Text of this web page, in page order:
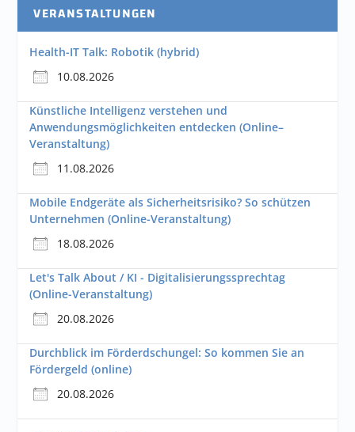
VERANSTALTUNGEN
Health-IT Talk: Robotik (hybrid)
10.08.2026
Künstliche Intelligenz verstehen und
Anwendungsmöglichkeiten entdecken (Online–
Veranstaltung)
11.08.2026
Mobile Endgeräte als Sicherheitsrisiko? So schützen
Unternehmen (Online-Veranstaltung)
18.08.2026
Let's Talk About / KI - Digitalisierungssprechtag
(Online-Veranstaltung)
20.08.2026
Durchblick im Förderdschungel: So kommen Sie an
Fördergeld (online)
20.08.2026